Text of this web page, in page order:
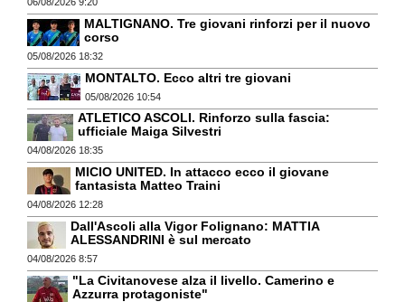
MALTIGNANO. Tre giovani rinforzi per il nuovo
corso
05/08/2026 18:32
MONTALTO. Ecco altri tre giovani
05/08/2026 10:54
ATLETICO ASCOLI. Rinforzo sulla fascia:
ufficiale Maiga Silvestri
04/08/2026 18:35
MICIO UNITED. In attacco ecco il giovane
fantasista Matteo Traini
04/08/2026 12:28
Dall'Ascoli alla Vigor Folignano: MATTIA
ALESSANDRINI è sul mercato
04/08/2026 8:57
"La Civitanovese alza il livello. Camerino e
Azzurra protagoniste"